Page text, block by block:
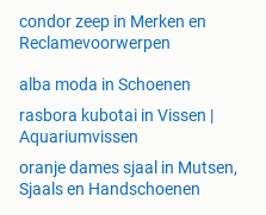
condor zeep in Merken en
Reclamevoorwerpen
alba moda in Schoenen
rasbora kubotai in Vissen |
Aquariumvissen
oranje dames sjaal in Mutsen,
Sjaals en Handschoenen